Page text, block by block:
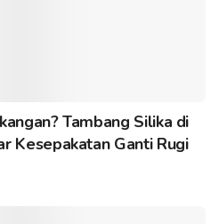
Tambang Silika di
Kesepakatan Ganti Rugi